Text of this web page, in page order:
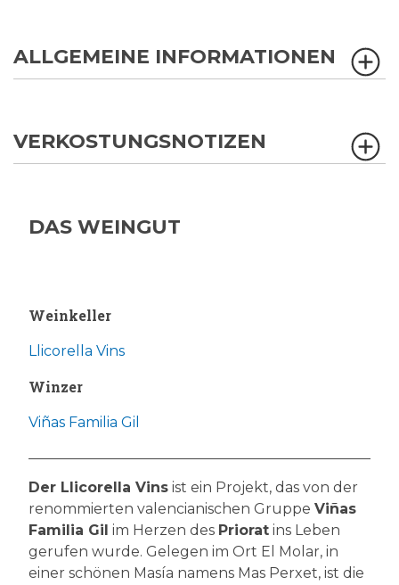
ALLGEMEINE INFORMATIONEN
VERKOSTUNGSNOTIZEN
DAS WEINGUT
Weinkeller
Llicorella Vins
Winzer
Viñas Familia Gil
Der Llicorella Vins ist ein Projekt, das von der
renommierten valencianischen Gruppe Viñas
Familia Gil im Herzen des Priorat ins Leben
gerufen wurde. Gelegen im Ort El Molar, in
einer schönen Masía namens Mas Perxet, ist die